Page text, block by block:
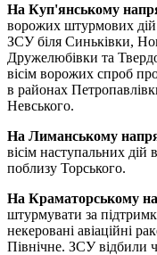
На Куп'янському
ворожих штурмових
ЗСУ біля Синьківки,
Дружелюбівки та
вісім ворожих спроб
в районах
Невського.
На Лиманському
вісім наступальних дій
поблизу Торського.
На Краматорському
штурмувати за
некеровані авіаційні
Північне. ЗСУ відбили